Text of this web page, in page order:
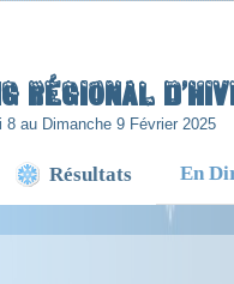
Régional
8 au Dimanche 9 Février 2025
Résultats En